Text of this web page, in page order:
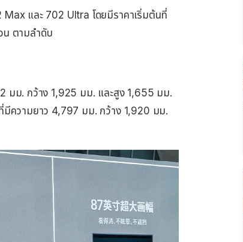
และ 702 Ultra โดยมีราคาเริ่มต้นที่
ตามลำดับ
มม. กว้าง 1,925 มม. และสูง 1,655 มม.
ความยาว 4,797 มม. กว้าง 1,920 มม.